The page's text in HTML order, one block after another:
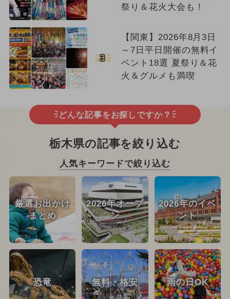
祭り＆花火大会も！
3
【関東】2026年8月3日
～7日平日開催の無料イ
ベント18選 夏祭り＆花
火＆グルメも満喫
どんな記事をお探しですか？
栃木県の記事を絞り込む
人気キーワードで絞り込む
厳選お出かけ
まとめ
2026年オープ
ン
2026年のイベ
ント
恐竜 無料・格安 雨の日OK